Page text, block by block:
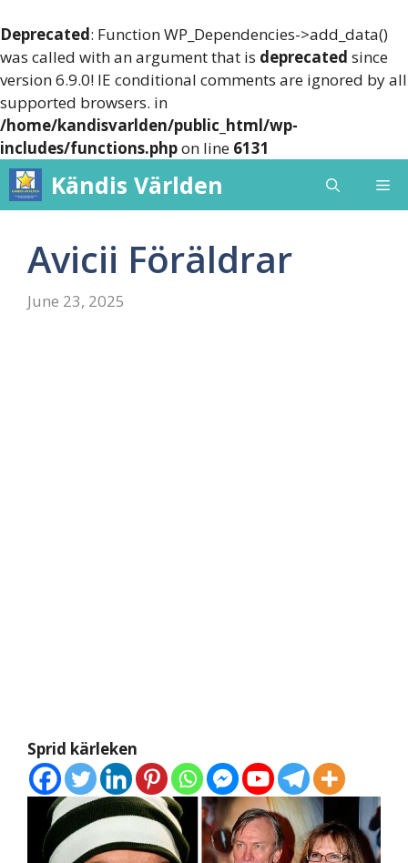
Deprecated: Function WP_Dependencies->add_data()
was called with an argument that is deprecated since
version 6.9.0! IE conditional comments are ignored by all
supported browsers. in
/home/kandisvarlden/public_html/wp-
includes/functions.phpon line 6131
Skip
to
content
Kändis Världen
Avicii Föräldrar
June 23, 2025
Sprid kärleken